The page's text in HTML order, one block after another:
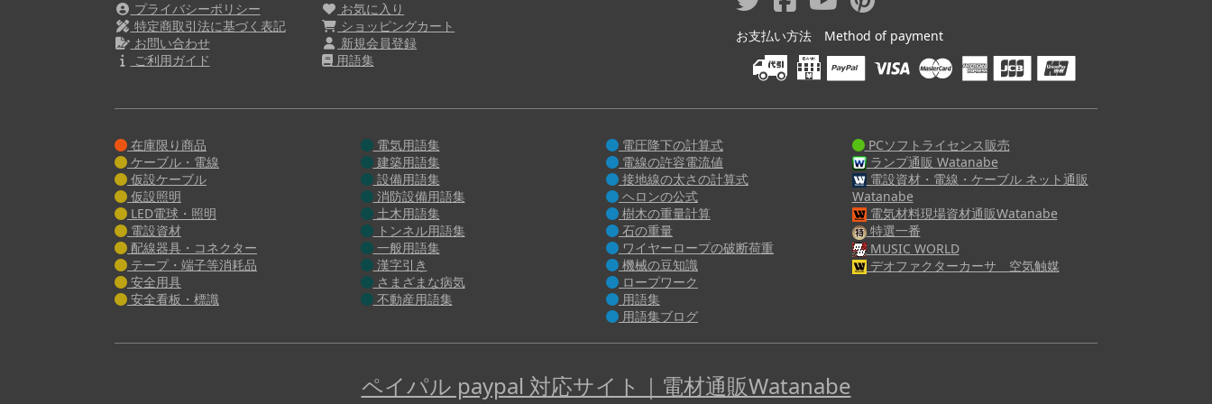
プライバシーポリシー
特定商取引法に基づく表記
お問い合わせ
ご利用ガイド
お気に入り
ショッピングカート
新規会員登録
用語集
お支払い方法 Method of payment
在庫限り商品
ケーブル・電線
仮設ケーブル
仮設照明
LED電球・照明
電設資材
配線器具・コネクター
テープ・端子等消耗品
安全用具
安全看板・標識
電気用語集
建築用語集
設備用語集
消防設備用語集
土木用語集
トンネル用語集
一般用語集
漢字引き
さまざまな病気
不動産用語集
電圧降下の計算式
電線の許容電流値
接地線の太さの計算式
ヘロンの公式
樹木の重量計算
石の重量
ワイヤーロープの破断荷重
機械の豆知識
ロープワーク
用語集
用語集ブログ
PCソフトライセンス販売
ランプ通販 Watanabe
電設資材・電線・ケーブル ネット通販
Watanabe
電気材料現場資材通販Watanabe
特選一番
MUSIC WORLD
デオファクターカーサ 空気触媒
ペイパル paypal 対応サイト｜電材通販Watanabe